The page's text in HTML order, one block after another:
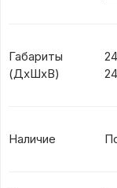
Габариты
(ДхШхВ)
Наличие